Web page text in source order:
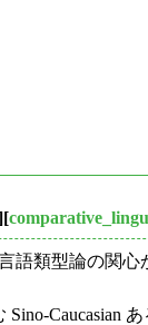
語類型論の関
Caucasian